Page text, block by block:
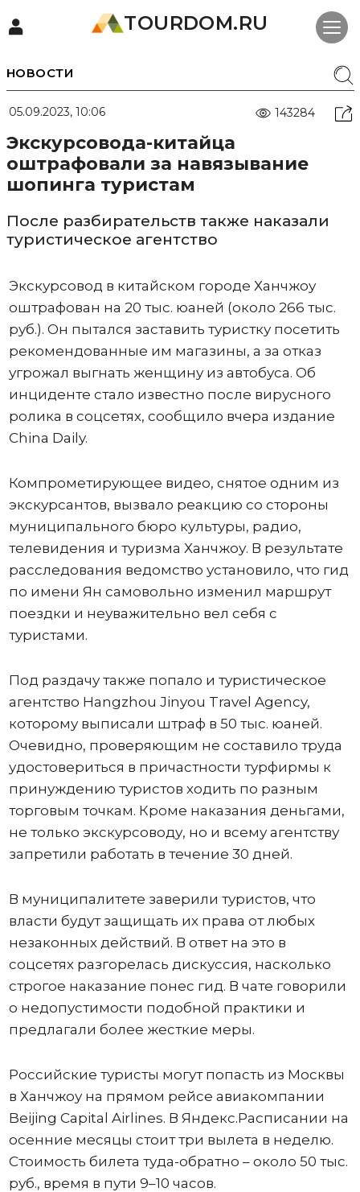
TOURDOM.RU
НОВОСТИ
05.09.2023, 10:06 143284
Экскурсовода-китайца
оштрафовали за навязывание
шопинга туристам
После разбирательств также наказали
туристическое агентство
Экскурсовод в китайском городе Ханчжоу
оштрафован на 20 тыс. юаней (около 266 тыс.
руб.). Он пытался заставить туристку посетить
рекомендованные им магазины, а за отказ
угрожал выгнать женщину из автобуса. Об
инциденте стало известно после вирусного
ролика в соцсетях, сообщило вчера издание
China Daily.
Компрометирующее видео, снятое одним из
экскурсантов, вызвало реакцию со стороны
муниципального бюро культуры, радио,
телевидения и туризма Ханчжоу. В результате
расследования ведомство установило, что гид
по имени Ян самовольно изменил маршрут
поездки и неуважительно вел себя с
туристами.
Под раздачу также попало и туристическое
агентство Hangzhou Jinyou Travel Agency,
которому выписали штраф в 50 тыс. юаней.
Очевидно, проверяющим не составило труда
удостовериться в причастности турфирмы к
принуждению туристов ходить по разным
торговым точкам. Кроме наказания деньгами,
не только экскурсоводу, но и всему агентству
запретили работать в течение 30 дней.
В муниципалитете заверили туристов, что
власти будут защищать их права от любых
незаконных действий. В ответ на это в
соцсетях разгорелась дискуссия, насколько
строгое наказание понес гид. В чате говорили
о недопустимости подобной практики и
предлагали более жесткие меры.
Российские туристы могут попасть из Москвы
в Ханчжоу на прямом рейсе авиакомпании
Beijing Capital Airlines. В Яндекс.Расписании на
осенние месяцы стоит три вылета в неделю.
Стоимость билета туда-обратно – около 50 тыс.
руб., время в пути 9–10 часов.